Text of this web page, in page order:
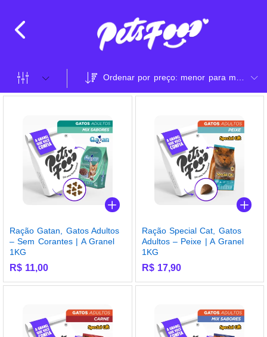
Ração Gatan, Gatos Adultos
– Sem Corantes | A Granel
1KG
R$ 11,00
Ração Special Cat, Gatos
Adultos – Peixe | A Granel
1KG
R$17,90